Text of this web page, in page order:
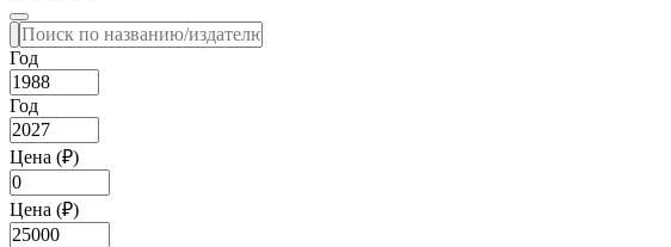
Год
Год
Цена (₽)
Цена (₽)